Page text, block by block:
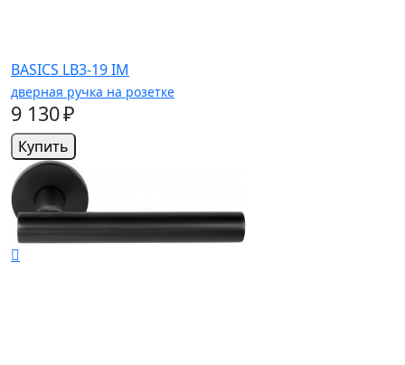
BASICS LB3-19 IM
дверная ручка на розетке
9 130 ₽
Купить